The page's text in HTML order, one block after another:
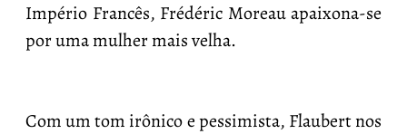
Império Francês, Frédéric Moreau apaixona-se
por uma mulher mais velha.
Com um tom irônico e pessimista, Flaubert nos